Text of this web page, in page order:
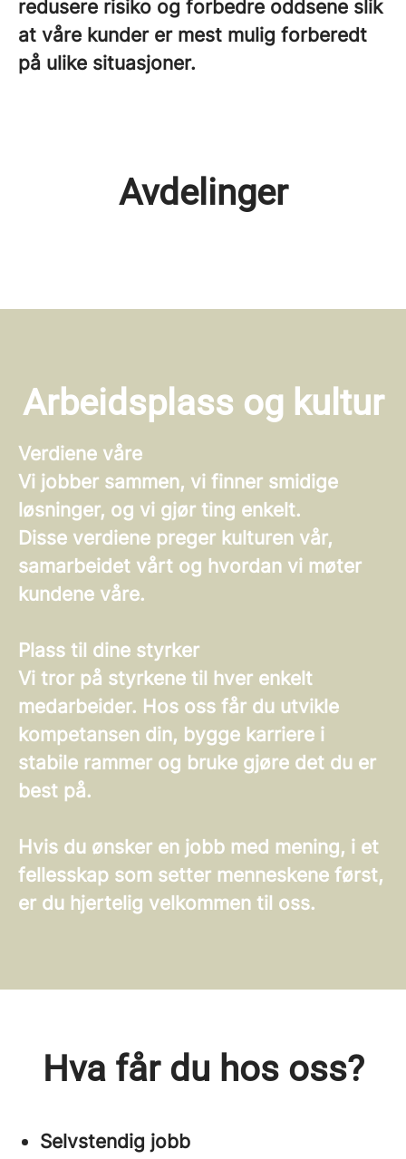
redusere risiko og forbedre oddsene slik
at våre kunder er mest mulig forberedt
på ulike situasjoner.
Avdelinger
Arbeidsplass og kultur
Verdiene våre
Vi jobber sammen, vi finner smidige
løsninger, og vi gjør ting enkelt.
Disse verdiene preger kulturen vår,
samarbeidet vårt og hvordan vi møter
kundene våre.
Plass til dine styrker
Vi tror på styrkene til hver enkelt
medarbeider. Hos oss får du utvikle
kompetansen din, bygge karriere i
stabile rammer og bruke gjøre det du er
best på.
Hvis du ønsker en jobb med mening, i et
fellesskap som setter menneskene først,
er du hjertelig velkommen til oss.
Hva får du hos oss?
Selvstendig jobb